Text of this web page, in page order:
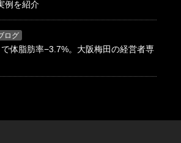
例を紹介
ログ
で体脂肪率−3.7%。大阪梅田の経営者専